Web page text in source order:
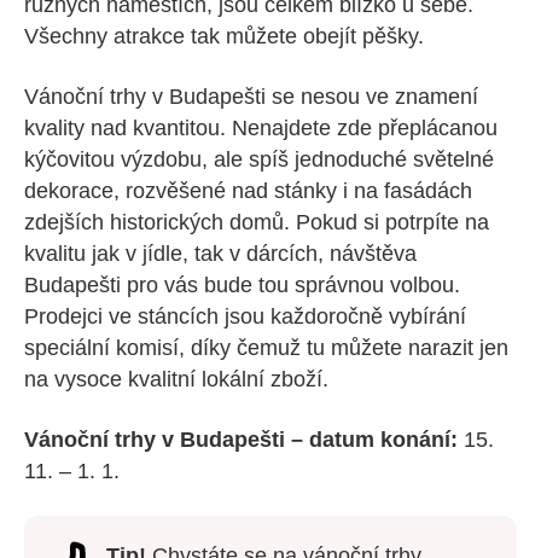
různých náměstích, jsou celkem blízko u sebe.
Všechny atrakce tak můžete obejít pěšky.
Vánoční trhy v Budapešti se nesou ve znamení
kvality nad kvantitou. Nenajdete zde přeplácanou
kýčovitou výzdobu, ale spíš jednoduché světelné
dekorace, rozvěšené nad stánky i na fasádách
zdejších historických domů. Pokud si potrpíte na
kvalitu jak v jídle, tak v dárcích, návštěva
Budapešti pro vás bude tou správnou volbou.
Prodejci ve stáncích jsou každoročně vybírání
speciální komisí, díky čemuž tu můžete narazit jen
na vysoce kvalitní lokální zboží.
Vánoční trhy v Budapešti – datum konání: 15.
11. – 1. 1.